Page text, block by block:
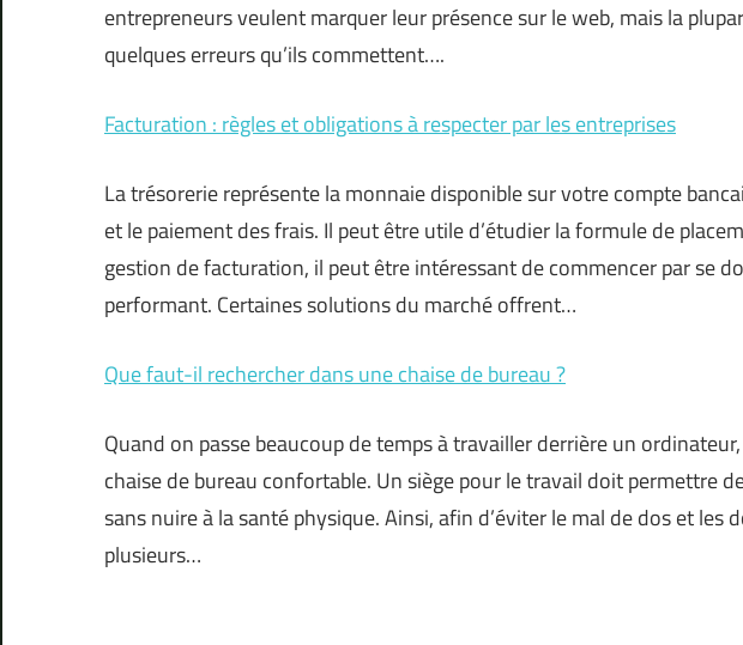
entrepreneurs veulent marquer leur présence sur le web, mais la
quelques erreurs qu’ils commettent….
Facturation : règles et obligations à respecter par les entreprises
La trésorerie représente la monnaie disponible sur votre compte
et le paiement des frais. Il peut être utile d’étudier la formule de
gestion de facturation, il peut être intéressant de commencer par se
performant. Certaines solutions du marché offrent…
Que faut-il rechercher dans une chaise de bureau ?
Quand on passe beaucoup de temps à travailler derrière un
chaise de bureau confortable. Un siège pour le travail doit permettre
sans nuire à la santé physique. Ainsi, afin d’éviter le mal de dos et les
plusieurs…